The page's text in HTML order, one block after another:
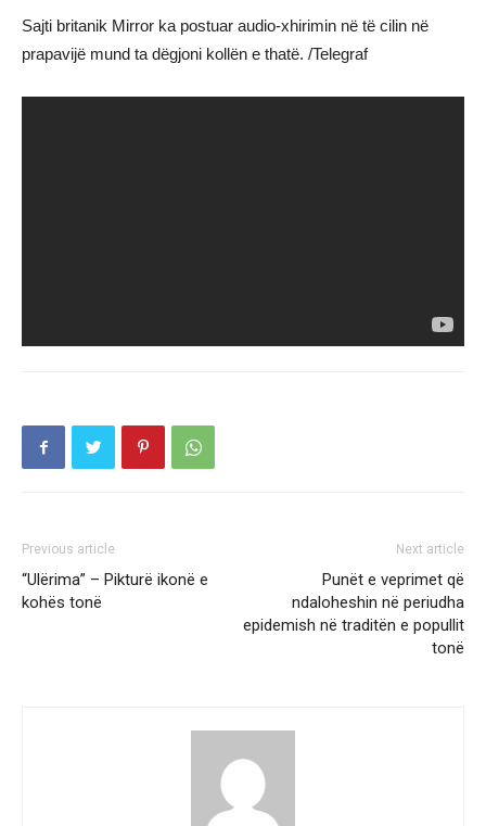
Sajti britanik Mirror ka postuar audio-xhirimin në të cilin në
prapavijë mund ta dëgjoni kollën e thatë. /Telegraf
Previous article
“Ulërima” – Pikturë ikonë e
kohës tonë
Next article
Punët e veprimet që
ndaloheshin në periudha
epidemish në traditën e popullit
tonë